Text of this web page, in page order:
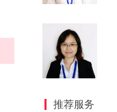
推荐服务